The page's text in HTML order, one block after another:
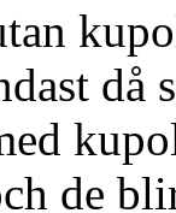
då
de